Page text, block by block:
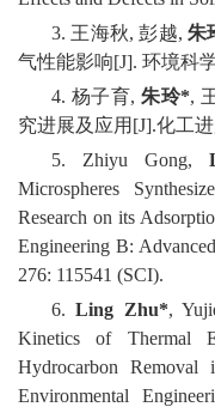
3. 王海秋, 彭越, 朱
气性能影响[J]. 环境科
4. 杨子育, 朱玲*,
究进展及应用[J].化工进
5. Zhiyu Gong,
Microspheres
Research on its
Engineering B:
276: 115541 (SCI).
6.Ling Zhu*,
Kinetics of Thermal
Hydrocarbon
Environmental